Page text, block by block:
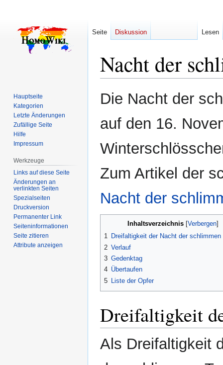
Nacht der
Zur
Navigation
Zur
Suche
Die Nacht der
auf den 16.
Zum Artikel der
Nacht der
Inhaltsverzeichnis
1 Dreifaltigkeit der Nacht der schlimmen
2 Verlauf
3 Gedenktag
4 Übertaufen
5
Liste der Opfer
Dreifaltigkeit
Als Dreifaltigkeit
Seite Diskussion Lesen
Hauptseite
Kategorien
Letzte Änderungen
Zufällige Seite
Hilfe
Impressum
Werkzeuge
Links auf diese Seite
Änderungen an
verlinkten Seiten
Spezialseiten
Druckversion
Permanenter Link
Seiten­­informationen
Seite zitieren
Attribute anzeigen